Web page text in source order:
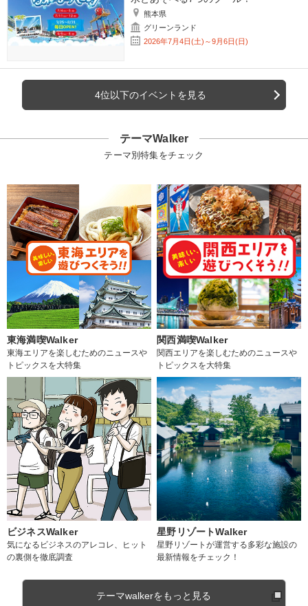
熊本県
グリーンランド
2026年7月4日(土)～9月6日(日)
4位以下のイベントを見る
テーマWalker
テーマ別特集をチェック
東海満喫Walker
東海エリアを楽しむためのニュースや
トピックスを大特集
関西満喫Walker
関西エリアを楽しむためのニュースや
トピックスを大特集
ビジネスWalker
気になるビジネスのアレコレ、ヒット
の裏側を徹底調査
星野リゾートWalker
星野リゾートが運営する多彩な施設の
最新情報をチェック！
テーマwalkerをもっと見る